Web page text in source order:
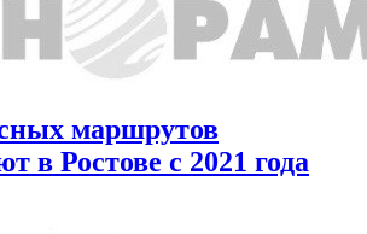
маршрутов
в Ростове с 2021 года